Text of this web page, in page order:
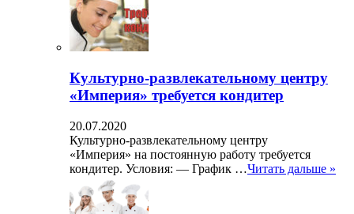
Культурно-развлекательному центру
«Империя» требуется кондитер
20.07.2020
Культурно-развлекательному центру
«Империя» на постоянную работу требуется
кондитер. Условия: — График …Читать дальше »